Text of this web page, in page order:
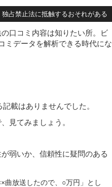
独占禁止法に抵触するおそれがある
口コミ内容は知りたい所。ビ
ミデータを解析できる時代にな
載はありませんでした。
見てみましょう。
弱いか、信頼性に疑問のある
曲放送したので、○万円」とし